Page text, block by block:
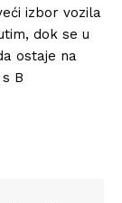
izbor vozila
dok se u
ostaje na
B